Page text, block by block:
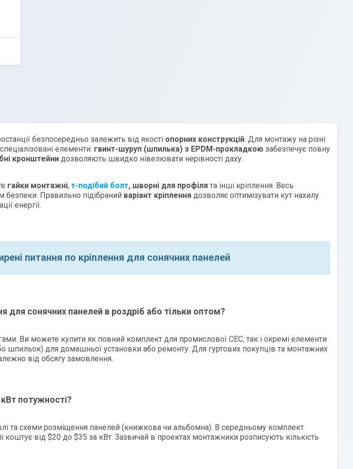
безпосередньо залежить від якості опорних конструкцій. Для монтажу на різні
елементи: гвинт-шуруп (шпилька) з EPDM-прокладкою забезпечує повну
кронштейни дозволяють швидко нівелювати нерівності даху.
гайки монтажні, т-подібий болт, шворні для профіля та інші кріплення. Весь
безпеки. Правильно підібраний варіант кріплення дозволяє оптимізувати кут нахилу
енергії.
питання по кріплення для сонячних панелей
для сонячних панелей в роздріб або тільки оптом?
Ви можете купити як повний комплект для промислової СЕС, так і окремі елементи
шпильок) для домашньої установки або ремонту. Для гуртових покупців та монтажних
від обсягу замовлення.
кВт потужності?
та схеми розміщення панелей (книжкова чи альбомна). В середньому комплект
коштує від $20 до $35 за кВт. Зазвичай в проектах монтажники розписують кількість